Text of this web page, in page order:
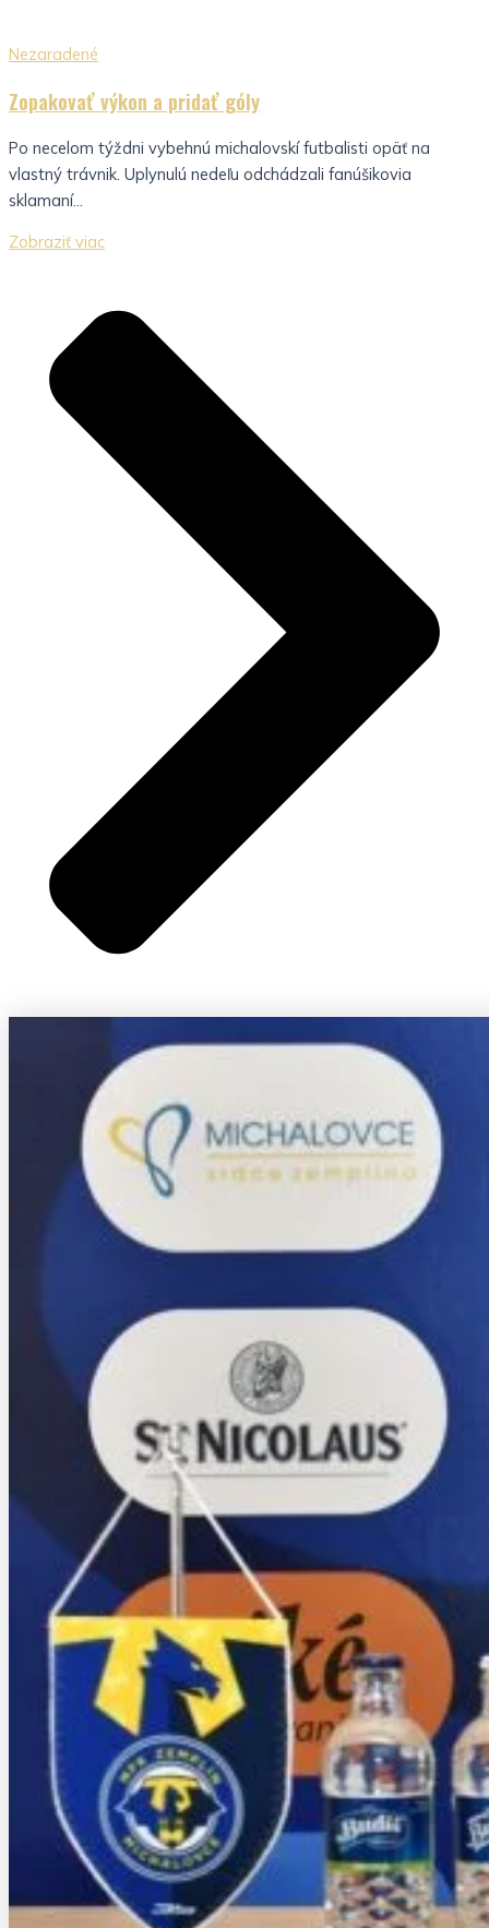
Nezaradené
Zopakovať výkon a pridať góly
Po necelom týždni vybehnú michalovskí futbalisti opäť na
vlastný trávnik. Uplynulú nedeľu odchádzali fanúšikovia
sklamaní...
Zobraziť viac